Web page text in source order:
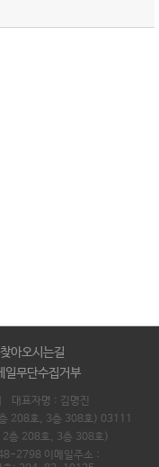
찾아오시는길
일무단수집거부
대표자명 : 김명진
208호, 3층 308호) 03111
2층 208호, 3층 308호)
2798 이메일주소 :